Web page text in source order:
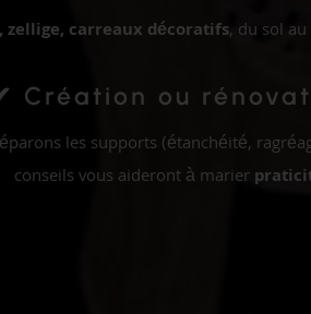
zellige, carreaux décoratifs, du sol
Création ou
les supports (étanchéité,
conseils vous aideront à marier